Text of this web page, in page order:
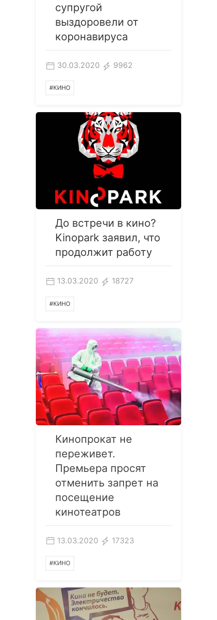
супругой
выздоровели от
коронавируса
30.03.2020 9962
#КИНО
До встречи в кино?
Kinopark заявил, что
продолжит работу
13.03.2020 18727
#КИНО
Кинопрокат не
переживет.
Премьера просят
отменить запрет на
посещение
кинотеатров
13.03.2020 17323
#КИНО